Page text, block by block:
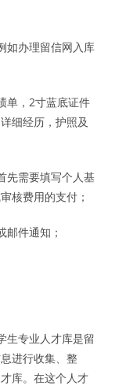
如办理留信网入库
单，2寸蓝底证件
细经历，护照及
先需要填写个人基
核费用的支付；
件通知；
生专业人才库是留
进行收集、整
库。在这个人才